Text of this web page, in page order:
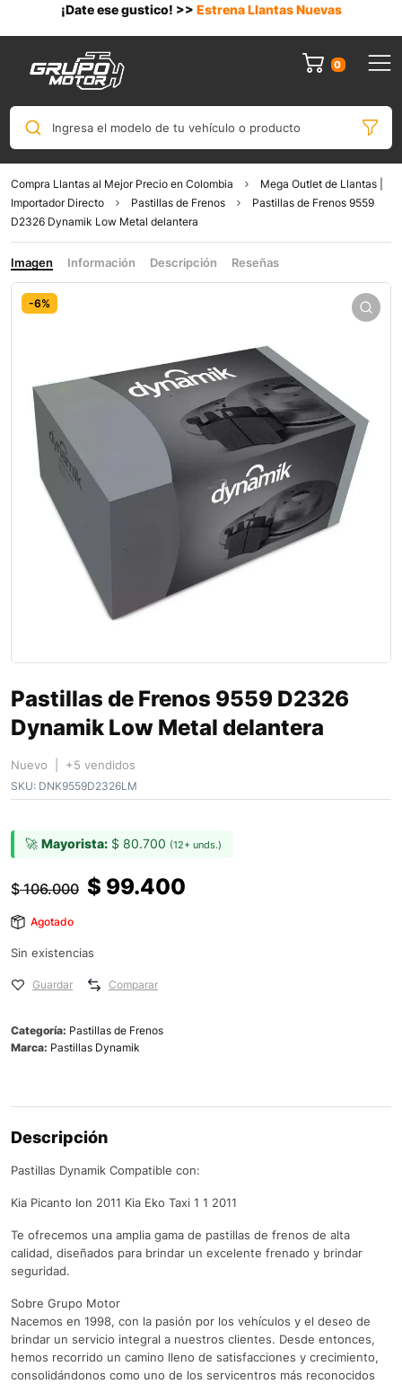
¡Date ese gustico! >> Estrena Llantas Nuevas
0
Ingresa el modelo de tu vehículo o producto
Compra Llantas al Mejor Precio en Colombia
Mega Outlet de Llantas |
Importador Directo
Pastillas de Frenos
Pastillas de Frenos 9559
D2326 Dynamik Low Metal delantera
Imagen Información Descripción Reseñas
-6%
Pastillas de Frenos 9559 D2326
Dynamik Low Metal delantera
Nuevo | +5 vendidos
SKU: DNK9559D2326LM
🚀 Mayorista: $ 80.700 (12+ unds.)
$106.000 $ 99.400
Agotado
Sin existencias
Guardar Comparar
Categoría: Pastillas de Frenos
Marca: Pastillas Dynamik
Descripción
Pastillas Dynamik Compatible con:
Kia Picanto Ion 2011 Kia Eko Taxi 1 1 2011
Te ofrecemos una amplia gama de pastillas de frenos de alta
calidad, diseñados para brindar un excelente frenado y brindar
seguridad.
Sobre Grupo Motor
Nacemos en 1998, con la pasión por los vehículos y el deseo de
brindar un servicio integral a nuestros clientes. Desde entonces,
hemos recorrido un camino lleno de satisfacciones y crecimiento,
consolidándonos como uno de los servicentros más reconocidos